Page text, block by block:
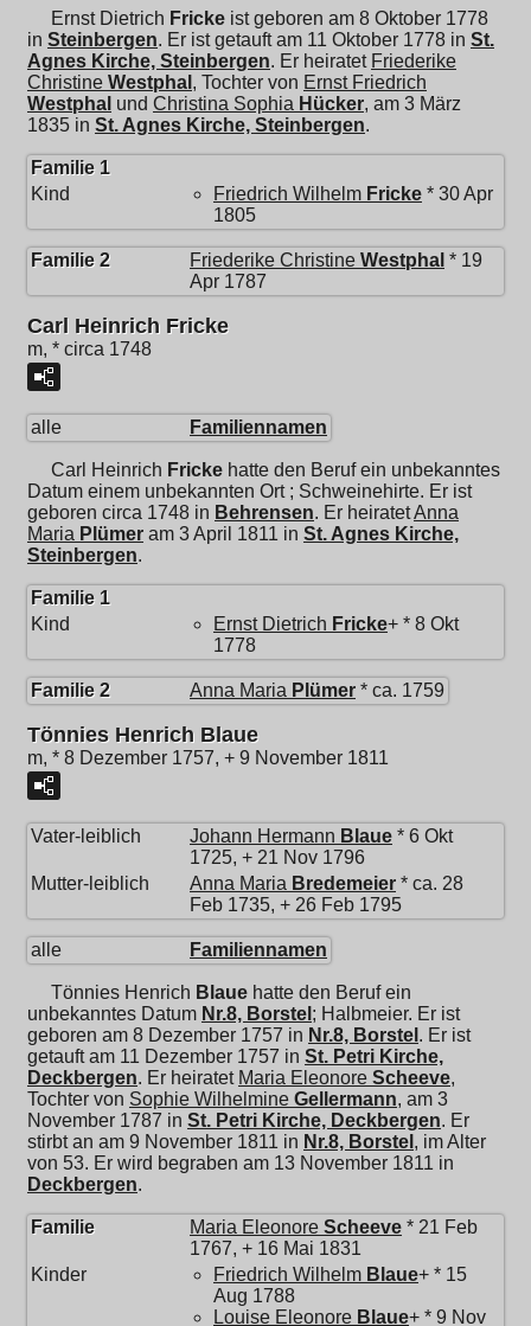
Ernst Dietrich Fricke ist geboren am 8 Oktober 1778
in Steinbergen. Er ist getauft am 11 Oktober 1778 in St.
Agnes Kirche, Steinbergen. Er heiratet Friederike
Christine Westphal , Tochter von Ernst Friedrich
Westphal und Christina Sophia Hücker, am 3 März
1835 in St. Agnes Kirche, Steinbergen.
Familie 1
Kind
Friedrich Wilhelm Fricke * 30 Apr
1805
Familie 2 Friederike Christine Westphal * 19
Apr 1787
Carl Heinrich Fricke
m, * circa 1748
alle Familiennamen
Carl Heinrich Fricke hatte den Beruf ein unbekanntes
Datum einem unbekannten Ort ; Schweinehirte. Er ist
geboren circa 1748 in Behrensen. Er heiratetAnna
Maria Plümer am 3 April 1811 in St. Agnes Kirche,
Steinbergen.
Familie 1
Kind
Ernst Dietrich Fricke+ * 8 Okt
1778
Familie 2 Anna Maria Plümer * ca. 1759
Tönnies Henrich Blaue
m, * 8 Dezember 1757, + 9 November 1811
Vater-leiblich Johann Hermann Blaue * 6 Okt
1725, + 21 Nov 1796
Mutter-leiblich
Anna Maria Bredemeier * ca. 28
Feb 1735, + 26 Feb 1795
alle Familiennamen
Tönnies Henrich Blaue hatte den Beruf ein
unbekanntes Datum Nr.8, Borstel ; Halbmeier. Er ist
geboren am 8 Dezember 1757 in Nr.8, Borstel . Er ist
getauft am 11 Dezember 1757 in St. Petri Kirche,
Deckbergen. Er heiratet Maria Eleonore Scheeve,
Tochter von Sophie Wilhelmine Gellermann, am 3
November 1787 in St. Petri Kirche, Deckbergen. Er
stirbt an am 9 November 1811 in Nr.8, Borstel , im Alter
von 53. Er wird begraben am 13 November 1811 in
Deckbergen.
Familie Maria Eleonore Scheeve * 21 Feb
1767, + 16 Mai 1831
Kinder
Friedrich Wilhelm Blaue+ * 15
Aug 1788
Louise Eleonore Blaue+ * 9 Nov